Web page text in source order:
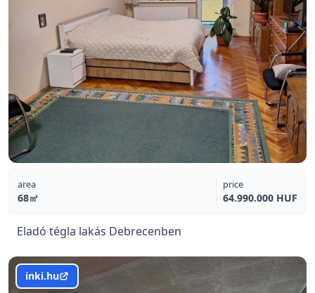
area
68㎡
price
64.990.000 HUF
Eladó tégla lakás Debrecenben
inki.hu